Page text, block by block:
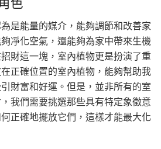
是能量的媒介，能夠調節和改善家
凈化空氣，還能夠為家中帶來生機
財這一塊，室內植物更是扮演了重
正確位置的室內植物，能夠幫助我
財富和好運。但是，並非所有的室
我們需要挑選那些具有特定象徵意
正確地擺放它們，這樣才能最大化